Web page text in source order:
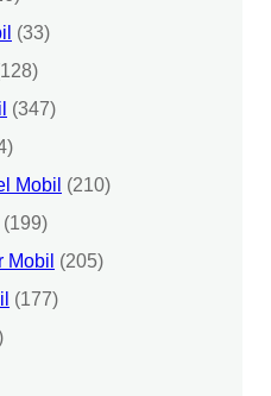
(33)
(347)
Mobil (210)
(199)
Mobil (205)
(177)